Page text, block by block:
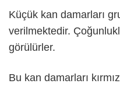
Küçük kan damarları
verilmektedir.
görülürler.
Bu kan damarları